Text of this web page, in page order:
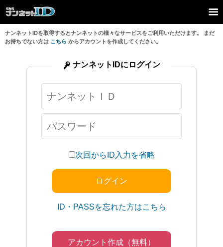
ナンネットIDを取得するとナンネットの様々なサービスをご利用いただけます。 まだ
お持ちでない方は こちら からアカウントを作成してください。
次回からID入力を省略
ID・PASSを忘れた方はこちら
アカウント作成（無料）
ナンネットIDにログイン